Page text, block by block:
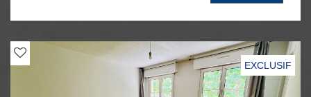
également d'une climatisation réversible, de nombreux
placards, d'une place de parking en extérieur et d'une
EXCLUSIF